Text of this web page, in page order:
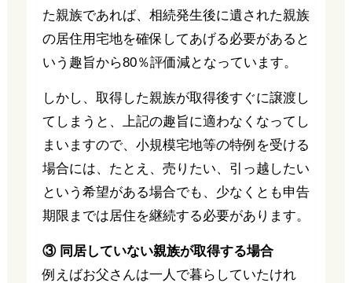
た親族であれば、相続発生後に遺された親族
の居住用宅地を確保してあげる必要があると
いう趣旨から80％評価減となっています。
しかし、取得した親族が取得後すぐに譲渡し
てしまうと、上記の趣旨に適わなくなってし
まいますので、小規模宅地等の特例を受ける
場合には、たとえ、売りたい、引っ越したい
という希望がある場合でも、少なくとも申告
期限までは居住を継続する必要があります。
③ 同居していない親族が取得する場合
例えばお父さんは一人で暮らしていたけれ